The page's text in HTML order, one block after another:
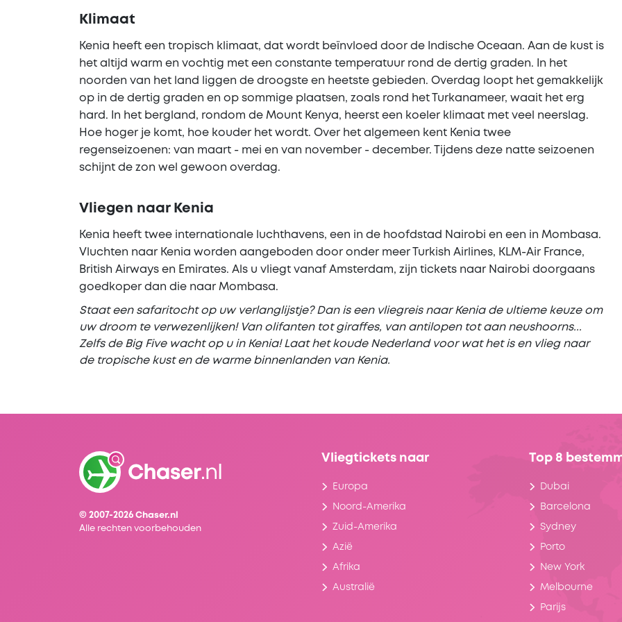
Klimaat
Kenia heeft een tropisch klimaat, dat wordt beïnvloed door de Indische Oceaan. Aan de kust is
het altijd warm en vochtig met een constante temperatuur rond de dertig graden. In het
noorden van het land liggen de droogste en heetste gebieden. Overdag loopt het gemakkelijk
op in de dertig graden en op sommige plaatsen, zoals rond het Turkanameer, waait het erg
hard. In het bergland, rondom de Mount Kenya, heerst een koeler klimaat met veel neerslag.
Hoe hoger je komt, hoe kouder het wordt. Over het algemeen kent Kenia twee
regenseizoenen: van maart - mei en van november - december. Tijdens deze natte seizoenen
schijnt de zon wel gewoon overdag.
Vliegen naar Kenia
Kenia heeft twee internationale luchthavens, een in de hoofdstad Nairobi en een in Mombasa.
Vluchten naar Kenia worden aangeboden door onder meer Turkish Airlines, KLM-Air France,
British Airways en Emirates. Als u vliegt vanaf Amsterdam, zijn tickets naar Nairobi doorgaans
goedkoper dan die naar Mombasa.
Staat een safaritocht op uw verlanglijstje? Dan is een vliegreis naar Kenia de ultieme keuze om
uw droom te verwezenlijken! Van olifanten tot giraffes, van antilopen tot aan neushoorns...
Zelfs de Big Five wacht op u in Kenia! Laat het koude Nederland voor wat het is en vlieg naar
de tropische kust en de warme binnenlanden van Kenia.
© 2007-2026 Chaser.nl
Alle rechten voorbehouden
Vliegtickets naar
Europa
Noord-Amerika
Zuid-Amerika
Azië
Afrika
Australië
Top 8
Dubai
Barcelona
Sydney
Porto
New York
Melbourne
Parijs